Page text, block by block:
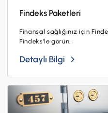
Findeks Paketleri
Finansal sağlığınız için
Findeks'le görün…
Detaylı Bilgi